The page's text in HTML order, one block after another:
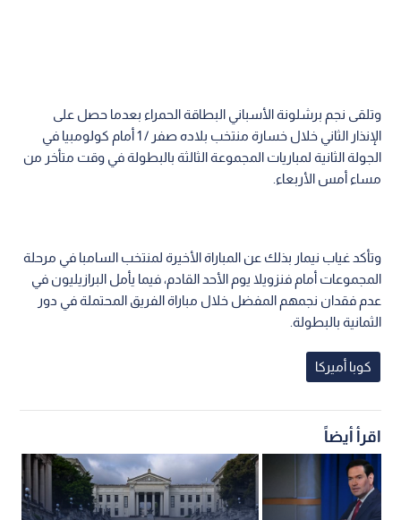
وتلقى نجم برشلونة الأسباني البطاقة الحمراء بعدما حصل على
الإنذار الثاني خلال خسارة منتخب بلاده صفر / 1 أمام كولومبيا في
الجولة الثانية لمباريات المجموعة الثالثة بالبطولة في وقت متأخر من
مساء أمس الأربعاء.
وتأكد غياب نيمار بذلك عن المباراة الأخيرة لمنتخب السامبا في مرحلة
المجموعات أمام فنزويلا يوم الأحد القادم، فيما يأمل البرازيليون في
عدم فقدان نجمهم المفضل خلال مباراة الفريق المحتملة في دور
الثمانية بالبطولة.
كوبا أميركا
اقرأ أيضاً